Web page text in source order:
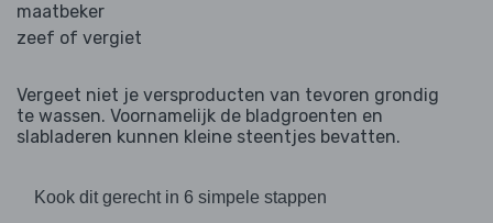
maatbeker
zeef of vergiet
Vergeet niet je versproducten van tevoren grondig
te wassen. Voornamelijk de bladgroenten en
slabladeren kunnen kleine steentjes bevatten.
Kook dit gerecht in 6 simpele stappen